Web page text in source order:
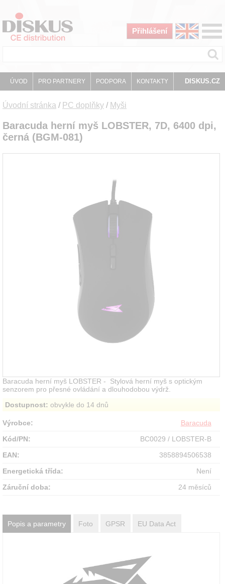
Přihlášení
ÚVOD PRO PARTNERY PODPORA KONTAKTY DISKUS.CZ
Úvodní stránka / PC doplňky / Myši
Baracuda herní myš LOBSTER, 7D, 6400 dpi,
černá (BGM-081)
Baracuda herní myš LOBSTER - Stylová herní myš s optickým
senzorem pro přesné ovládání a dlouhodobou výdrž.
Dostupnost: obvykle do 14 dnů
Výrobce:
Baracuda
Kód/PN:
BC0029 / LOBSTER-B
EAN:
3858894506538
Energetická třída:
Není
Záruční doba:
24 měsíců
Popis a parametry Foto GPSR EU Data Act